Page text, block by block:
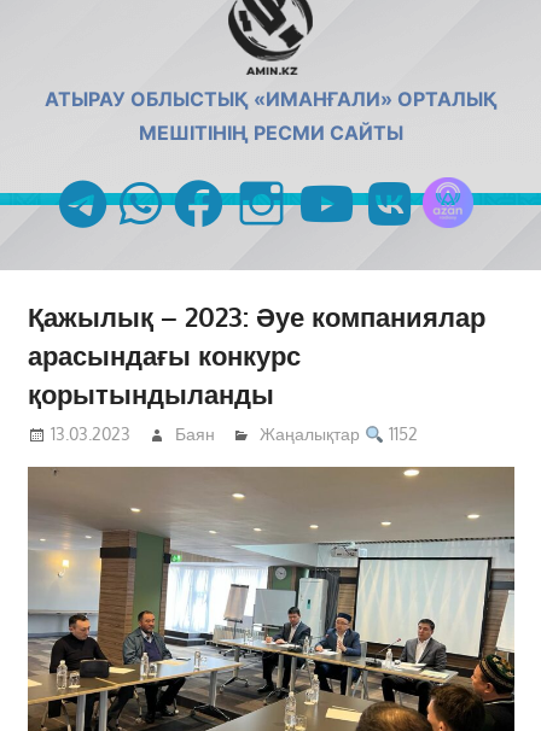
АТЫРАУ ОБЛЫСТЫҚ «ИМАНҒАЛИ» ОРТАЛЫҚ
МЕШІТІНІҢ РЕСМИ САЙТЫ
telegramwhatsappfacebookinstagramyoutubevk
Қажылық – 2023: Әуе компаниялар
арасындағы конкурс
қорытындыланды
13.03.2023 Баян Жаңалықтар 1152